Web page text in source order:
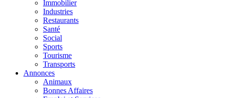
Immobilier
Industries
Restaurants
Santé
Social
Sports
Tourisme
Transports
Annonces
Animaux
Bonnes Affaires